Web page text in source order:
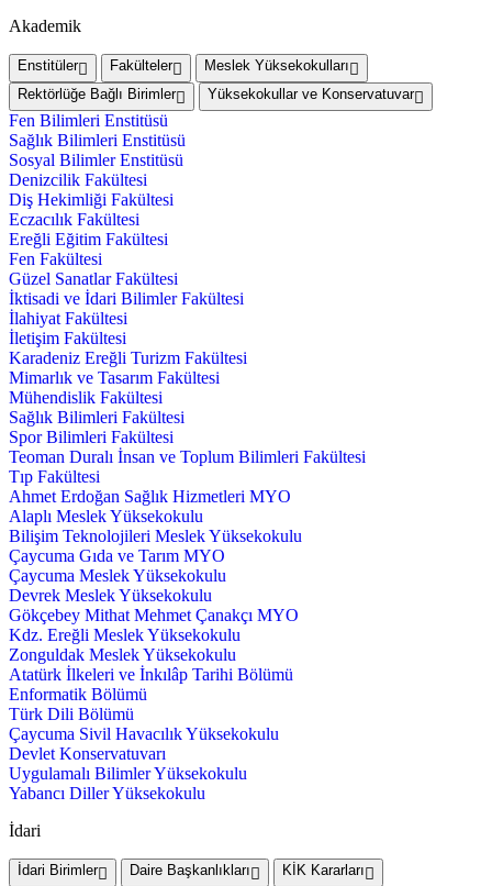
Akademik
Enstitüler Fakülteler
Meslek Yüksekokulları
Rektörlüğe Bağlı Birimler
Yüksekokullar ve Konservatuvar
Fen Bilimleri Enstitüsü
Sağlık Bilimleri Enstitüsü
Sosyal Bilimler Enstitüsü
Denizcilik Fakültesi
Diş Hekimliği Fakültesi
Eczacılık Fakültesi
Ereğli Eğitim Fakültesi
Fen Fakültesi
Güzel Sanatlar Fakültesi
İktisadi ve İdari Bilimler Fakültesi
İlahiyat Fakültesi
İletişim Fakültesi
Karadeniz Ereğli Turizm Fakültesi
Mimarlık ve Tasarım Fakültesi
Mühendislik Fakültesi
Sağlık Bilimleri Fakültesi
Spor Bilimleri Fakültesi
Teoman Duralı İnsan ve Toplum Bilimleri Fakültesi
Tıp Fakültesi
Ahmet Erdoğan Sağlık Hizmetleri MYO
Alaplı Meslek Yüksekokulu
Bilişim Teknolojileri Meslek Yüksekokulu
Çaycuma Gıda ve Tarım MYO
Çaycuma Meslek Yüksekokulu
Devrek Meslek Yüksekokulu
Gökçebey Mithat Mehmet Çanakçı MYO
Kdz. Ereğli Meslek Yüksekokulu
Zonguldak Meslek Yüksekokulu
Atatürk İlkeleri ve İnkılâp Tarihi Bölümü
Enformatik Bölümü
Türk Dili Bölümü
Çaycuma Sivil Havacılık Yüksekokulu
Devlet Konservatuvarı
Uygulamalı Bilimler Yüksekokulu
Yabancı Diller Yüksekokulu
İdari
İdari Birimler Daire Başkanlıkları KİK Kararları